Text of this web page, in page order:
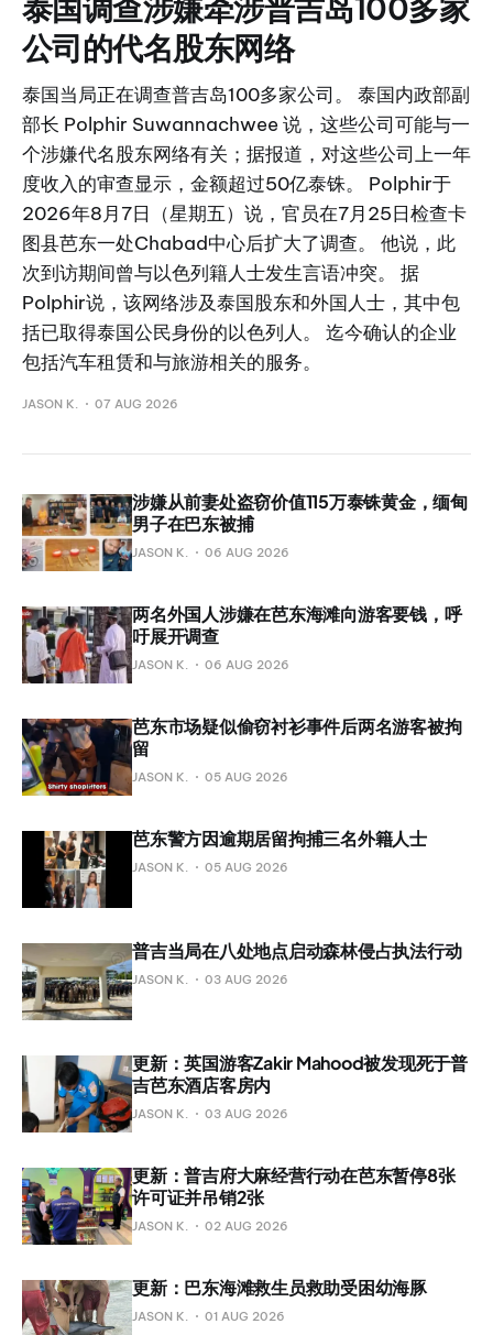
公司的代名股东网络
泰国当局正在调查普吉岛100多家公司。 泰国内政部副
部长 Polphir Suwannachwee 说，这些公司可能与一
个涉嫌代名股东网络有关；据报道，对这些公司上一年
度收入的审查显示，金额超过50亿泰铢。 Polphir于
2026年8月7日（星期五）说，官员在7月25日检查卡
图县芭东一处Chabad中心后扩大了调查。 他说，此
次到访期间曾与以色列籍人士发生言语冲突。 据
Polphir说，该网络涉及泰国股东和外国人士，其中包
括已取得泰国公民身份的以色列人。 迄今确认的企业
包括汽车租赁和与旅游相关的服务。
JASON K. 07 AUG 2026
涉嫌从前妻处盗窃价值115万泰铢黄金，缅甸
男子在巴东被捕
JASON K. 06 AUG 2026
两名外国人涉嫌在芭东海滩向游客要钱，呼
吁展开调查
JASON K. 06 AUG 2026
芭东市场疑似偷窃衬衫事件后两名游客被拘
留
JASON K. 05 AUG 2026
芭东警方因逾期居留拘捕三名外籍人士
JASON K. 05 AUG 2026
普吉当局在八处地点启动森林侵占执法行动
JASON K. 03 AUG 2026
更新：英国游客Zakir Mahood被发现死于普
吉芭东酒店客房内
JASON K. 03 AUG 2026
更新：普吉府大麻经营行动在芭东暂停8张
许可证并吊销2张
JASON K. 02 AUG 2026
更新：巴东海滩救生员救助受困幼海豚
JASON K. 01 AUG 2026